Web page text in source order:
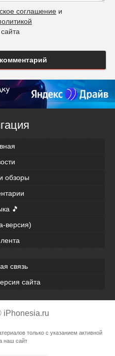
соглашение и
обзоры
🎵
версия)
связь
сайта
iPhonesia.ru
только с указанием активной
наш сайт